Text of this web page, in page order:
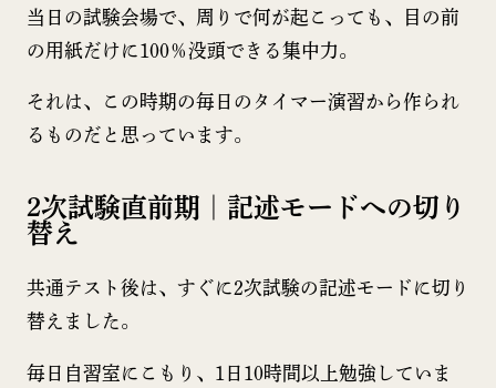
当日の試験会場で、周りで何が起こっても、目の前
の用紙だけに100％没頭できる集中力。
それは、この時期の毎日のタイマー演習から作られ
るものだと思っています。
2次試験直前期｜記述モードへの切り
替え
共通テスト後は、すぐに2次試験の記述モードに切り
替えました。
毎日自習室にこもり、1日10時間以上勉強していま